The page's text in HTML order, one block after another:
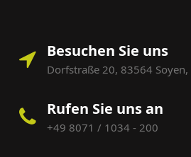
Besuchen Sie uns
Dorfstraße 20, 83564 Soyen,
Rufen Sie uns an
+49 8071 / 1034 - 200